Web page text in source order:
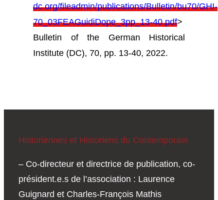
dc.org/fileadmin/publications/Bulletin/bu70/GHI-
70_03FEAGuidiDope_3pp_13-40.pdf>
Bulletin of the German Historical
Institute (DC), 70, pp. 13-40, 2022.
Historiennes et Historiens du Contemporain
– Co-directeur et directrice de publication, co-
président.e.s de l’association : Laurence
Guignard et Charles-François Mathis